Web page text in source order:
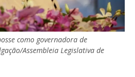
como governadora de
Assembleia Legislativa de